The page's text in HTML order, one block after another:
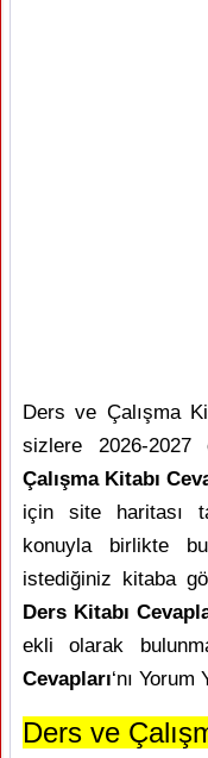
Ders ve Çalışma
sizlere 2026-2027
Çalışma Kitabı
için site haritası
konuyla birlikte
istediğiniz kitaba
Ders Kitabı
ekli olarak
Cevapları‘nı
Ders ve